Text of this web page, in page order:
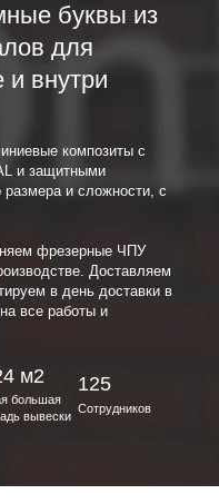
буквы из
для
внутри
композиты с
и защитными
и сложности, с
фрезерные ЧПУ
Доставляем
в день доставки в
все работы и
м2
большая
вывески
125
Сотрудников